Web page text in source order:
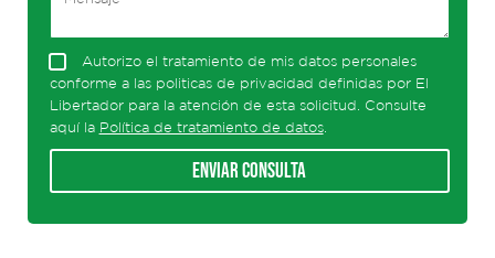
Autorizo el tratamiento de mis datos personales
conforme a las politicas de privacidad definidas por El
Libertador para la atención de esta solicitud. Consulte
aquí la Política de tratamiento de datos.
Enviar consulta